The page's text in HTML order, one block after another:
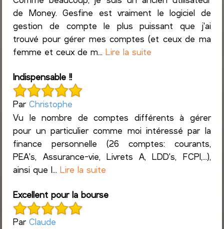
de Money. Gesfine est vraiment le logiciel de
gestion de compte le plus puissant que j'ai
trouvé pour gérer mes comptes (et ceux de ma
femme et ceux de m...Lire la suite
Indispensable !!
ParChristophe
Vu le nombre de comptes différents à gérer
pour un particulier comme moi intéressé par la
finance personnelle (26 comptes: courants,
PEA's, Assurance-vie, Livrets A, LDD's, FCPI,...),
ainsi que l...Lire la suite
Excellent pour la bourse
ParClaude